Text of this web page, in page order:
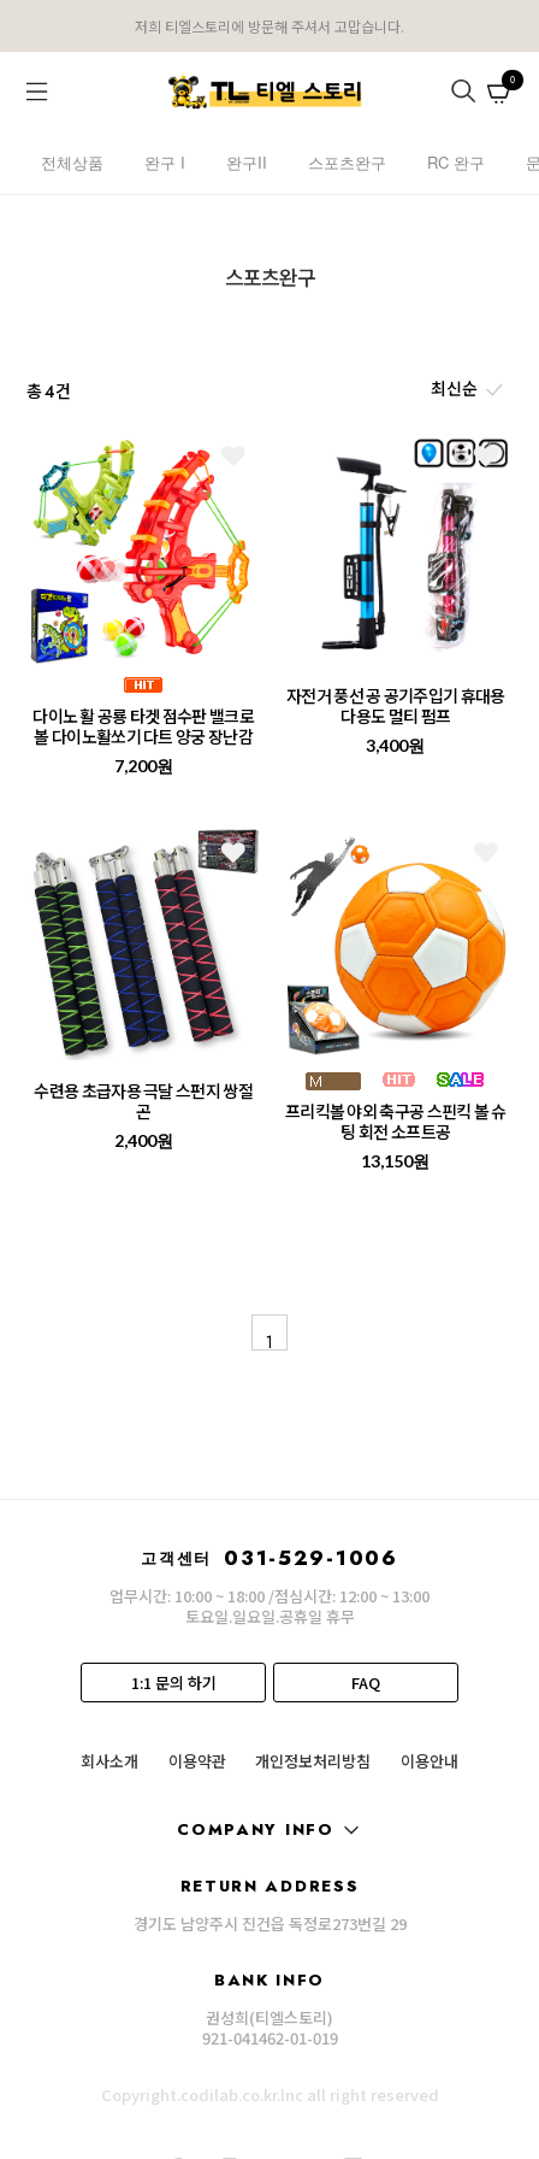
저희 티엘스토리에 방문해 주셔서 고맙습니다.
0
전체상품 완구 I 완구II 스포츠완구 RC 완구
스포츠완구
총4건
다이노 활 공룡 타겟 점수판 밸크로
볼 다이노활쏘기 다트 양궁 장난감
7,200원
자전거 풍선 공 공기주입기 휴대용
다용도 멀티 펌프
3,400원
수련용 초급자용 극달 스펀지 쌍절
곤
2,400원
프리킥볼 야외 축구공 스핀킥 볼 슈
팅 회전 소프트공
13,150원
1
고객센터 031-529-1006
업무시간: 10:00 ~ 18:00 /점심시간: 12:00 ~ 13:00
토요일.일요일.공휴일 휴무
1:1 문의 하기 FAQ
회사소개 이용약관 개인정보처리방침 이용안내
COMPANY INFO
RETURN ADDRESS
경기도 남양주시 진건읍 독정로273번길 29
BANK INFO
권성희(티엘스토리)
921-041462-01-019
Copyright.codilab.co.kr.lnc all right reserved